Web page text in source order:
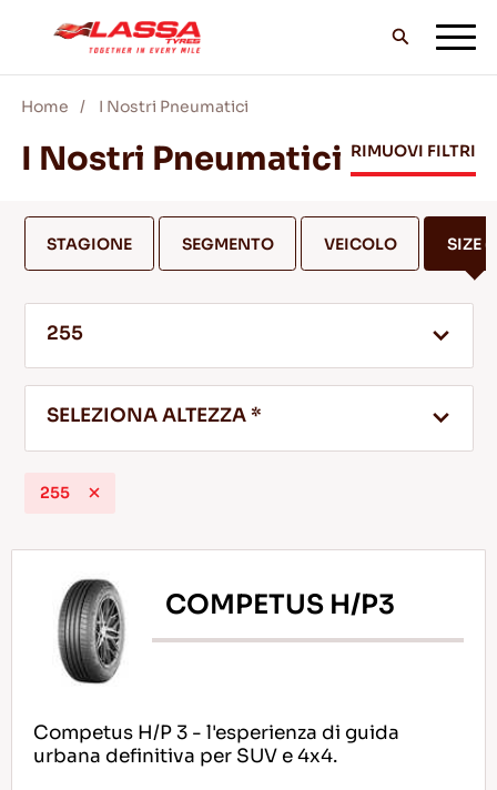
TUTTI I PNEUMATICI LASSA
II BLOG & VIDEO
ASSISTENZA & AIUTO
LEGGI DI PIU
Home I Nostri Pneumatici
I Nostri Pneumatici RIMUOVI FILTRI
STAGIONE SEGMENTO VEICOLO SIZE
255
SELEZIONA ALTEZZA *
255
COMPETUS H/P3
Competus H/P 3 - l'esperienza di guida
urbana definitiva per SUV e 4x4.